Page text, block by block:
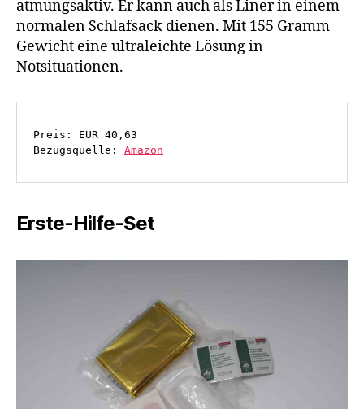
atmungsaktiv. Er kann auch als Liner in einem
normalen Schlafsack dienen. Mit 155 Gramm
Gewicht eine ultraleichte Lösung in
Notsituationen.
Preis: EUR 40,63
Bezugsquelle: Amazon
Erste-Hilfe-Set